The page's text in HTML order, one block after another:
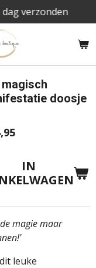
verzonden
magisch
doosje
IN
magie maar
leuke